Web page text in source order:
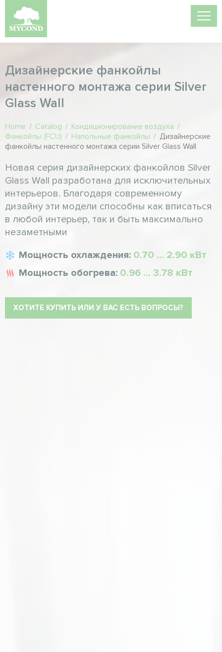
Дизайнерские фанкойлы
настенного монтажа серии Silver
Glass Wall
Home / Catalog / Кондиционирование воздуха /
Фанкойлы (FCU) / Напольные фанкойлы / Дизайнерские
фанкойлы настенного монтажа серии Silver Glass Wall
Новая серия дизайнерских фанкойлов Silver
Glass Wall разработана для исключительных
интерьеров. Благодаря современному
дизайну эти модели способны как вписаться
в любой интерьер, так и быть максимально
незаметными
Мощность охлаждения: 0.70 ... 2.90 кВт
Мощность обогрева: 0.96 ... 3.78 кВт
ХОТИТЕ КУПИТЬ ИЛИ У ВАС ЕСТЬ ВОПРОСЫ?